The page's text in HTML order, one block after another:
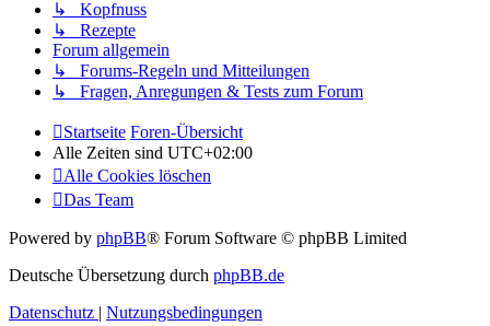
↳ Kopfnuss
↳ Rezepte
Forum allgemein
↳ Forums-Regeln und Mitteilungen
↳ Fragen, Anregungen & Tests zum Forum
Startseite Foren-Übersicht
Alle Zeiten sind UTC+02:00
Alle Cookies löschen
Das Team
Powered by phpBB® Forum Software © phpBB Limited
Deutsche Übersetzung durch phpBB.de
Datenschutz | Nutzungsbedingungen